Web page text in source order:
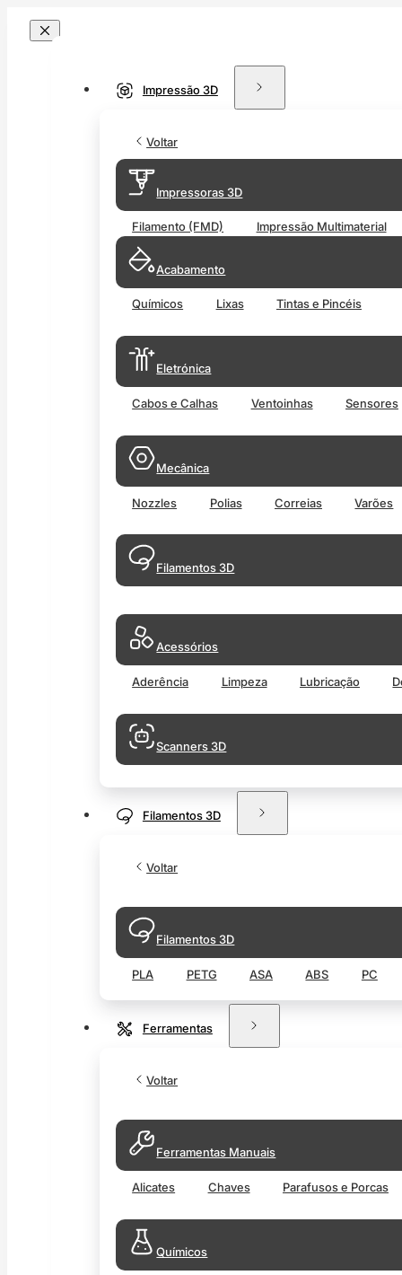
Impressão 3D
Voltar
Impressoras 3D
Filamento (FMD) Impressão Multimaterial
Acabamento
Químicos Lixas Tintas e Pincéis
Eletrónica
Cabos e Calhas Ventoinhas Sensores
Mecânica
Nozzles Polias Correias Varões
Filamentos 3D
Acessórios
Aderência Limpeza Lubricação
Scanners 3D
Filamentos 3D
Voltar
Filamentos 3D
PLA PETG ASA ABS PC
Ferramentas
Voltar
Ferramentas Manuais
Alicates Chaves Parafusos e Porcas
Químicos